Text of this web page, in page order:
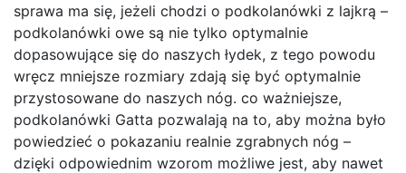
sprawa ma się, jeżeli chodzi o podkolanówki z lajkrą –
podkolanówki owe są nie tylko optymalnie
dopasowujące się do naszych łydek, z tego powodu
wręcz mniejsze rozmiary zdają się być optymalnie
przystosowane do naszych nóg. co ważniejsze,
podkolanówki Gatta pozwalają na to, aby można było
powiedzieć o pokazaniu realnie zgrabnych nóg –
dzięki odpowiednim wzorom możliwe jest, aby nawet